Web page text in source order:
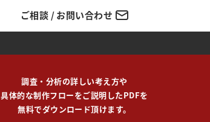
ご相談 / お問い合わせ
調査・分析の詳しい考え方や
具体的な制作フローをご説明したPDFを
無料でダウンロード頂けます。